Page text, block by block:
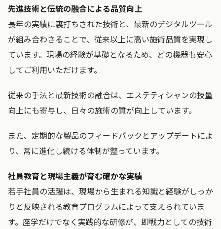
先進技術と伝統の融合による品質向上
長年の実績に裏打ちされた技術と、最新のデジタルツール
が組み合わさることで、従来以上に高い施術品質を実現し
ています。現場の経験が基礎となるため、どの機器も安心
してご利用いただけます。
従来の手法と最新技術の融合は、エステティシャンの技量
向上にも寄与し、日々の施術の質が向上しています。
また、定期的な製品のフィードバックとアップデートによ
り、常に進化し続ける体制が整っています。
社員教育と現場主義が育む確かな実績
若手社員の活躍は、現場から生まれる知識と経験がしっか
りと反映される教育プログラムによって支えられていま
す。座学だけでなく実践的な研修が、即戦力としての技術